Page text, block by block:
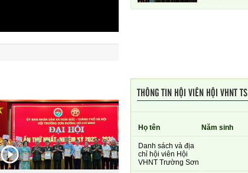
THÔNG TIN HỘI VIÊN HỘI VHNT TS
Họ tên Năm sinh
Danh sách và địa
chỉ hội viên Hội
VHNT Trường Sơn